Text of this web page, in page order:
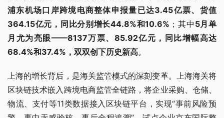
浦东机场口岸跨境电商整体申报量已达3.45亿票、货值
364.15亿元，同比分别增长44.8%和10.6% ；其中 5月单
月尤为亮眼——8137万票、85.92亿元，同比增幅高达
68.4%和37.4%，双双创下历史新高。
上海的增长背后，是海关监管模式的深刻变革。上海海关将
区块链技术嵌入跨境电商监管全链路，将企业采购、仓储、
物流、支付等11类数据接入区块链平台，实现“事前风险预